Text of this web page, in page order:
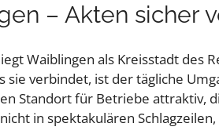
– Akten sicher
Waiblingen als Kreisstadt des
verbindet, ist der tägliche
Standort für Betriebe attraktiv,
in spektakulären